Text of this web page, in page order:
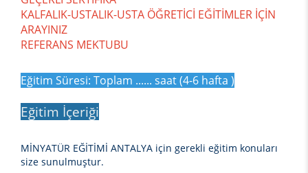
KALFALIK-USTALIK-USTA ÖĞRETİCİ EĞİTİMLER İÇİN
ARAYINIZ
REFERANS MEKTUBU
Eğitim Süresi: Toplam ...... saat (4-6 hafta )
Eğitim İçeriği
MİNYATÜR EĞİTİMİ ANTALYA için gerekli eğitim konuları
size sunulmuştur.